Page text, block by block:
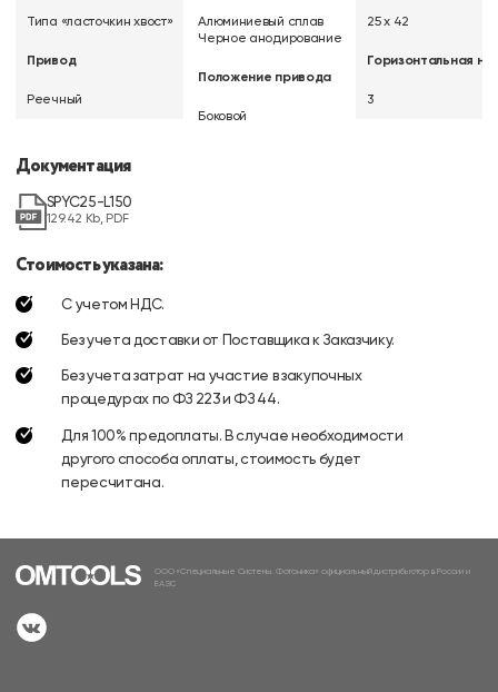
Типа «ласточкин хвост»
Привод
Реечный
Алюминиевый сплав
Черное анодирование
Положение привода
Боковой
25 х 42
Горизонтальная
3
Документация
SPYC25-L150
129.42 Kb, PDF
Стоимость указана:
С учетом НДС.
Без учета доставки от Поставщика к Заказчику.
Без учета затрат на участие в закупочных
процедурах по ФЗ 223 и ФЗ 44.
Для 100% предоплаты. В случае необходимости
другого способа оплаты, стоимость будет
пересчитана.
ООО «Специальные Системы. Фотоника» официальный дистрибьютор в России и
ЕАЭС